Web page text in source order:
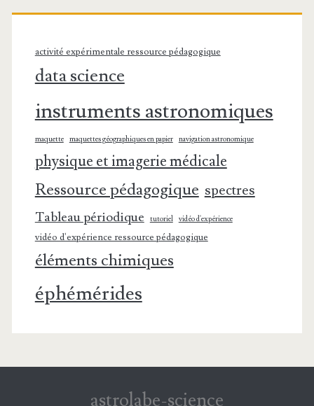
activité expérimentale ressource pédagogique
data science
instruments astronomiques
maquette maquettes géographiques en papier navigation astronomique
physique et imagerie médicale
Ressource pédagogique spectres
Tableau périodique tutoriel vidéo d'expérience
vidéo d'expérience ressource pédagogique
éléments chimiques
éphémérides
astrolabe-science